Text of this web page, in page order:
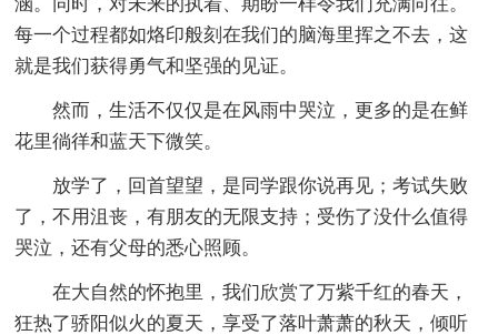
每一个过程都如烙印般刻在我们的脑海里挥之不去，这
就是我们获得勇气和坚强的见证。
然而，生活不仅仅是在风雨中哭泣，更多的是在鲜
花里徜徉和蓝天下微笑。
放学了，回首望望，是同学跟你说再见；考试失败
了，不用沮丧，有朋友的无限支持；受伤了没什么值得
哭泣，还有父母的悉心照顾。
在大自然的怀抱里，我们欣赏了万紫千红的春天，
狂热了骄阳似火的夏天，享受了落叶萧萧的秋天，倾听